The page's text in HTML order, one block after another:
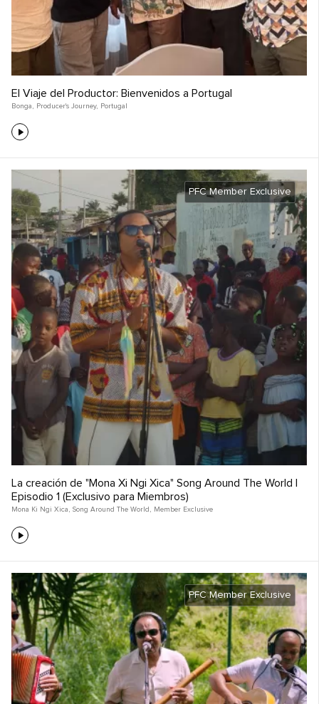
El Viaje del Productor: Bienvenidos a Portugal
Bonga , Producer's Journey, Portugal
PFC Member Exclusive
La creación de "Mona Xi Ngi Xica" Song Around The World |
Episodio 1 (Exclusivo para Miembros)
Mona Ki Ngi Xica , Song Around The World , Member Exclusive
PFC Member Exclusive